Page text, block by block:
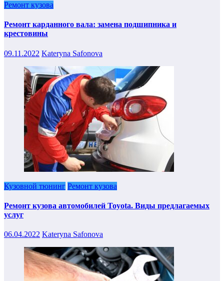
Ремонт кузова
Ремонт карданного вала: замена подшипника и
крестовины
09.11.2022 Kateryna Safonova
Кузовной тюнинг Ремонт кузова
Ремонт кузова автомобилей Toyota. Виды предлагаемых
услуг
06.04.2022 Kateryna Safonova